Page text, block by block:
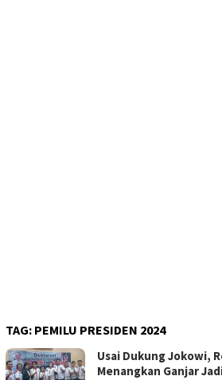
TAG: PEMILU PRESIDEN 2024
Usai Dukung Jokowi,
Menangkan Ganjar